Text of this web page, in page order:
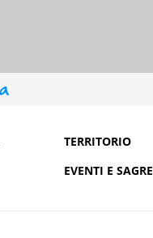
TERRITORIO
EVENTI E SAGRE